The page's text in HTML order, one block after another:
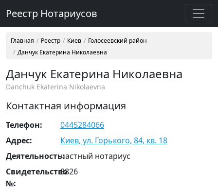
Реестр Нотариусов
Главная Реестр Киев
Голосеевский район
Данчук Екатерина Николаевна
Данчук Екатерина Николаевна
Danchuk Ekaterina Nikolaevna
Контактная информация
Телефон:
0445284066
Адрес:
Киев, ул. Горького, 84, кв. 18
Деятельность:частный нотариус
Свидетельство
№:
8826